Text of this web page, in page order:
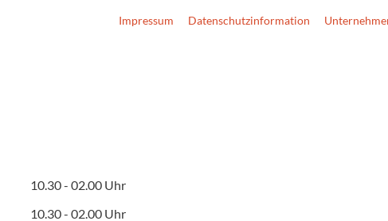
Impressum Datenschutzinformation
10.30 - 02.00 Uhr
10.30 - 02.00 Uhr